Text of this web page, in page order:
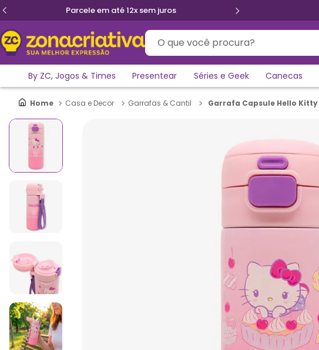
Parcele em até 12x sem juros
O que você procura?
By ZC, Jogos & Times Presentear Séries e Geek Canecas
Casa e Decor Garrafas & Cantil Garrafa Capsule Hello Kitty